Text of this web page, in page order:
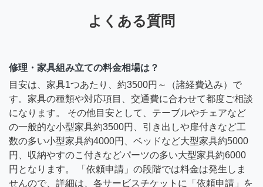
よくある質問
修理・家具組み立ての料金相場は？
目安は、家具1つあたり、約3500円～（諸経費込み）で
す。家具の種類や対応項目、交通費に合わせて都度ご相談
になります。 その他目安として、テーブルやチェアなど
の一般的な小型家具約3500円、引き出しや扉付きなど工
数の多い小型家具約4000円、ベッドなど大型家具約5000
円、収納やすのこ付きなどパーツの多い大型家具約6000
円となります。 「依頼申請」の段階では料金は発生しま
せんので、詳細は、各サービスチケットに「依頼申請」を